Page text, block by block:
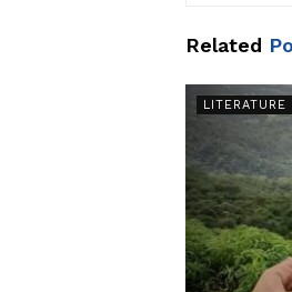
Related
LITERATURE